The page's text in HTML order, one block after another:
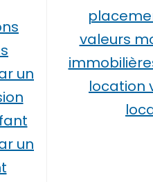
un
un
valeurs
location